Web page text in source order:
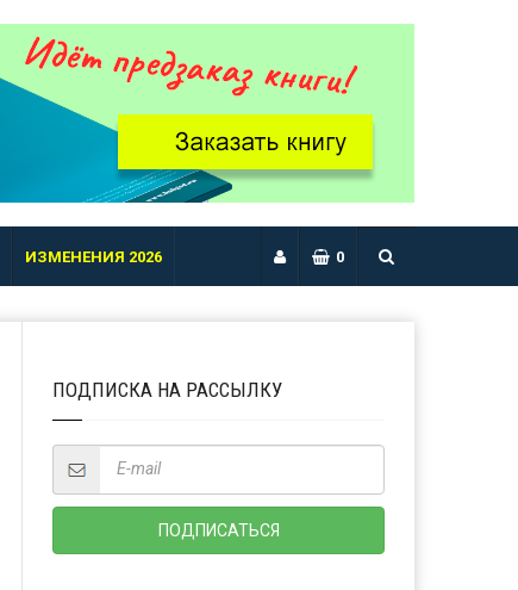
ИЗМЕНЕНИЯ 2026 0
ПОДПИСКА НА РАССЫЛКУ